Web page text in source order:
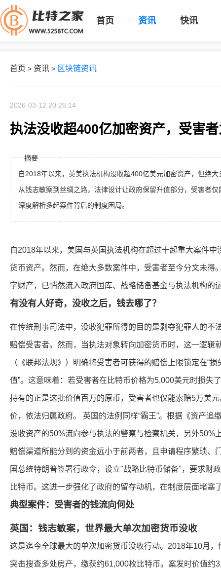
首页 资讯 快讯
首页 > 资讯 > 区块链资讯
2026-03-12 20:26:14
执法没收超400亿加密资产，受害
摘要
自2018年以来，英美执法机构没收超400亿美元加密资产，但绝
从钱志敏案到丝绸之路，法律设计让政府保留升值部分，受害者
深度解析多起案件背后的制度困局。
自2018年以来，美国与英国执法机构在超过十起重大案件中
货币资产。然而，在绝大多数案件中，受害者至今分文未得
字财产，已悄然流入政府国库、战略储备基金与执法机构的
有没有人好奇，没收之后，钱去哪了？
在传统刑事司法中，没收犯罪所得的目的是剥夺犯罪人的不
赔偿受害者。然而，当执法对象转向加密货币时，这一逻辑
（《联邦法规》）明确将受害者可获得的赔偿上限锁定在“
值”。这意味着：若受害者在比特币价格为5,000美元时损失
持有的正是这批价值百万的原币，受害者也仅能索赔5万美
价，依法归属政府。 英国的法例同样“霸王”。根据《资产追
没收资产的50%流向参与执法的警察与检察机关，另外50%
赔偿渠道所能分到的资金远小于前两者，且申请程序繁琐、
国总统特朗普签署行政令，设立"战略比特币储备"，要求财
比特币。这进一步强化了政府的留存动机，在制度层面堵塞
典型案件：受害者的钱流向何处
英国：钱志敏案，世界最大单次加密货币没收
这是迄今全球最大的单次加密货币没收行动。2018年10月
突击搜查多处房产，缴获约61,000枚比特币。案发时价值约